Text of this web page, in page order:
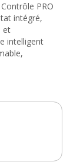
PRO
intégré,
et
intelligent